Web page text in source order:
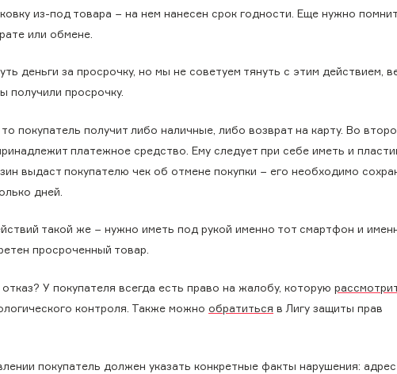
из-под товара − на нем нанесен срок годности. Еще нужно
или обмене.
деньги за просрочку, но мы не советуем тянуть с этим действием,
получили просрочку.
покупатель получит либо наличные, либо возврат на карту. Во
платежное средство. Ему следует при себе иметь и
выдаст покупателю чек об отмене покупки − его необходимо
дней.
такой же − нужно иметь под рукой именно тот смартфон и
просроченный товар.
У покупателя всегда есть право на жалобу, которую
контроля. Также можно обратиться в Лигу защиты прав
покупатель должен указать конкретные факты нарушения: адрес